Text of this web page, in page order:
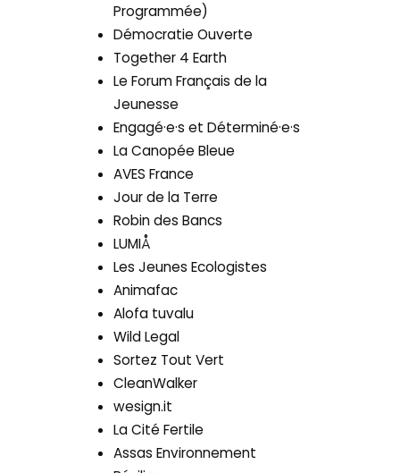
Programmée)
Démocratie Ouverte
Together 4 Earth
Le Forum Français de la
Jeunesse
Engagé·e·s et Déterminé·e·s
La Canopée Bleue
AVES France
Jour de la Terre
Robin des Bancs
LUMIÅ
Les Jeunes Ecologistes
Animafac
Alofa tuvalu
Wild Legal
Sortez Tout Vert
CleanWalker
wesign.it
La Cité Fertile
Assas Environnement